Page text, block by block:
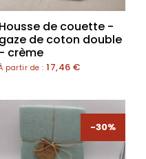
Housse de couette -
gaze de coton double
- crème
partir de : 17,46 €
-30%